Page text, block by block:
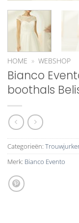
HOME » WEBSHOP
Bianco
boothals
Categorieën:
Merk: Bianco Evento